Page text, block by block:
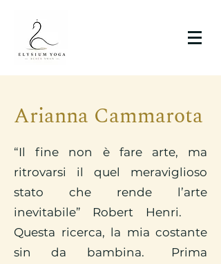
Arianna Cammarota
“Il fine non è fare arte, ma
ritrovarsi il quel meraviglioso
stato che rende l’arte
inevitabile” Robert Henri.
Questa ricerca, la mia costante
sin da bambina. Prima